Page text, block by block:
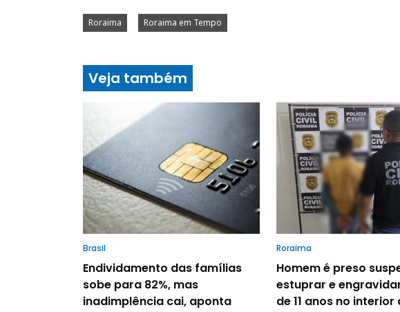
Roraima Roraima em Tempo
Veja também
Brasil
Endividamento das famílias
sobe para 82%, mas
inadimplência cai, aponta
Roraima
Homem é preso
estuprar e
de 11 anos no interior